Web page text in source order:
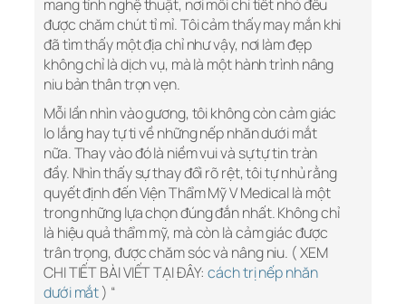
mang tính nghệ thuật, nơi mỗi chi tiết nhỏ đều
được chăm chút tỉ mỉ. Tôi cảm thấy may mắn khi
đã tìm thấy một địa chỉ như vậy, nơi làm đẹp
không chỉ là dịch vụ, mà là một hành trình nâng
niu bản thân trọn vẹn.
Mỗi lần nhìn vào gương, tôi không còn cảm giác
lo lắng hay tự ti về những nếp nhăn dưới mắt
nữa. Thay vào đó là niềm vui và sự tự tin tràn
đầy. Nhìn thấy sự thay đổi rõ rệt, tôi tự nhủ rằng
quyết định đến Viện Thẩm Mỹ V Medical là một
trong những lựa chọn đúng đắn nhất. Không chỉ
là hiệu quả thẩm mỹ, mà còn là cảm giác được
trân trọng, được chăm sóc và nâng niu. ( XEM
CHI TIẾT BÀI VIẾT TẠI ĐÂY:cách trị nếp nhăn
dưới mắt) “